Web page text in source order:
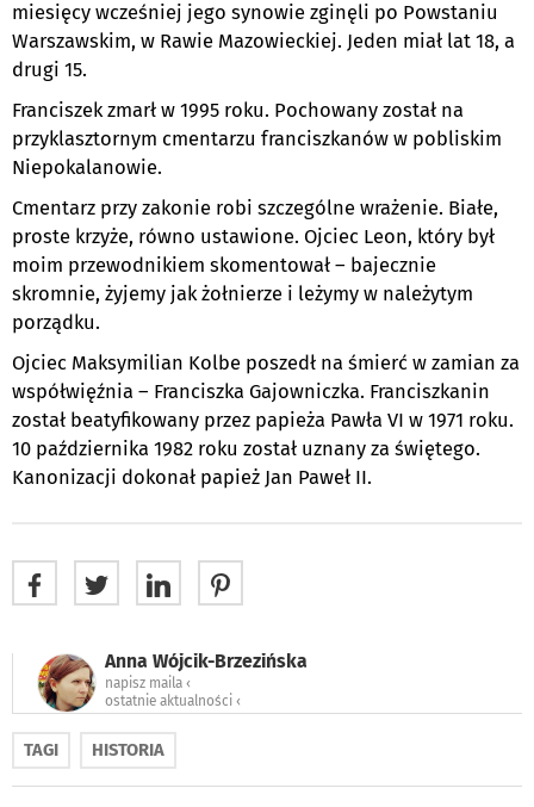
miesięcy wcześniej jego synowie zginęli po Powstaniu
Warszawskim, w Rawie Mazowieckiej. Jeden miał lat 18, a
drugi 15.
Franciszek zmarł w 1995 roku. Pochowany został na
przyklasztornym cmentarzu franciszkanów w pobliskim
Niepokalanowie.
Cmentarz przy zakonie robi szczególne wrażenie. Białe,
proste krzyże, równo ustawione. Ojciec Leon, który był
moim przewodnikiem skomentował – bajecznie
skromnie, żyjemy jak żołnierze i leżymy w należytym
porządku.
Ojciec Maksymilian Kolbe poszedł na śmierć w zamian za
współwięźnia – Franciszka Gajowniczka. Franciszkanin
został beatyfikowany przez papieża Pawła VI w 1971 roku.
10 października 1982 roku został uznany za świętego.
Kanonizacji dokonał papież Jan Paweł II.
Anna Wójcik-Brzezińska
napisz maila ‹
ostatnie aktualności ‹
TAGI HISTORIA